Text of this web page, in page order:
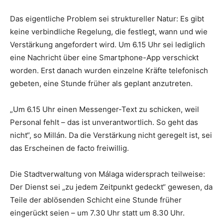
Das eigentliche Problem sei struktureller Natur: Es gibt
keine verbindliche Regelung, die festlegt, wann und wie
Verstärkung angefordert wird. Um 6.15 Uhr sei lediglich
eine Nachricht über eine Smartphone-App verschickt
worden. Erst danach wurden einzelne Kräfte telefonisch
gebeten, eine Stunde früher als geplant anzutreten.
„Um 6.15 Uhr einen Messenger-Text zu schicken, weil
Personal fehlt – das ist unverantwortlich. So geht das
nicht“, so Millán. Da die Verstärkung nicht geregelt ist, sei
das Erscheinen de facto freiwillig.
Die Stadtverwaltung von Málaga widersprach teilweise:
Der Dienst sei „zu jedem Zeitpunkt gedeckt“ gewesen, da
Teile der ablösenden Schicht eine Stunde früher
eingerückt seien – um 7.30 Uhr statt um 8.30 Uhr.